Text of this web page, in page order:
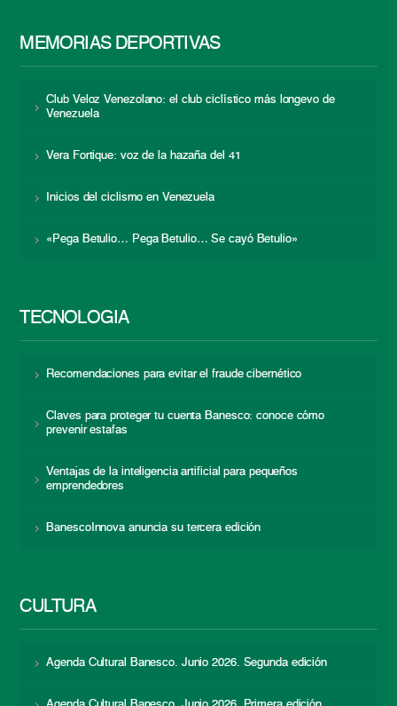
MEMORIAS DEPORTIVAS
Club Veloz Venezolano: el club ciclístico más longevo de
Venezuela
Vera Fortique: voz de la hazaña del 41
Inicios del ciclismo en Venezuela
«Pega Betulio… Pega Betulio… Se cayó Betulio»
TECNOLOGÍA
Recomendaciones para evitar el fraude cibernético
Claves para proteger tu cuenta Banesco: conoce cómo
prevenir estafas
Ventajas de la inteligencia artificial para pequeños
emprendedores
BanescoInnova anuncia su tercera edición
CULTURA
Agenda Cultural Banesco. Junio 2026. Segunda edición